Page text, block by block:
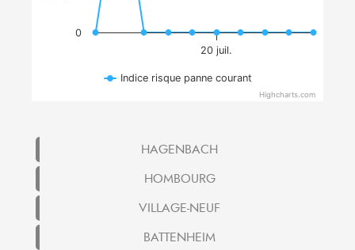
20 juil.
0
Indice risque panne courant
Highcharts.com
HAGENBACH
HOMBOURG
VILLAGE-NEUF
BATTENHEIM